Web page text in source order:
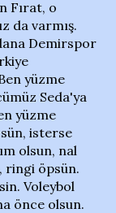
Fırat, o
da varmış.
Demirspor
yüzme
Seda'ya
yüzme
isterse
olsun, nal
ringi öpsün.
Voleybol
önce olsun.